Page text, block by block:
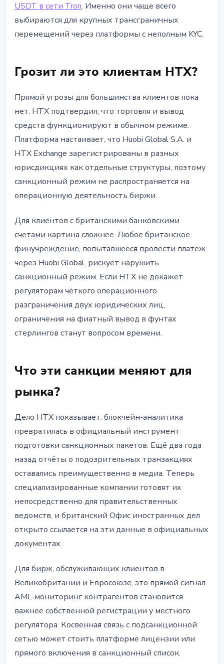
USDT в сети Tron. Именно они чаще всего
выбираются для крупных трансграничных
перемещений через платформы с неполным KYC.
Грозит ли это клиентам HTX?
Прямой угрозы для большинства клиентов пока
нет. HTX подтвердил, что торговля и вывод
средств функционируют в обычном режиме.
Платформа настаивает, что Huobi Global S.A. и
HTX Exchange зарегистрированы в разных
юрисдикциях как отдельные структуры, поэтому
санкционный режим не распространяется на
операционную деятельность биржи.
Для клиентов с британскими банковскими
счетами картина сложнее. Любое британское
финучреждение, попытавшееся провести платёж
через Huobi Global, рискует нарушить
санкционный режим. Если HTX не докажет
регуляторам чёткого операционного
разграничения двух юридических лиц,
ограничения на фиатный вывод в фунтах
стерлингов станут вопросом времени.
Что эти санкции меняют для
рынка?
Дело HTX показывает: блокчейн-аналитика
превратилась в официальный инструмент
подготовки санкционных пакетов. Ещё два года
назад отчёты о подозрительных транзакциях
оставались преимущественно в медиа. Теперь
специализированные компании готовят их
непосредственно для правительственных
ведомств, и британский Офис иностранных дел
открыто ссылается на эти данные в официальных
документах.
Для бирж, обслуживающих клиентов в
Великобритании и Евросоюзе, это прямой сигнал.
AML-мониторинг контрагентов становится
важнее собственной регистрации у местного
регулятора. Косвенная связь с подсанкционной
сетью может стоить платформе лицензии или
прямого включения в санкционный список.